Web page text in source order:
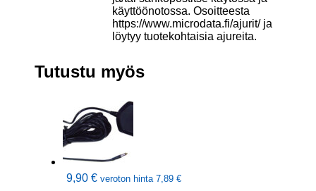
käyttöönotossa. Osoitteesta
https://www.microdata.fi/ajurit/ ja
löytyy tuotekohtaisia ajureita.
Tutustu myös
9,90 € veroton hinta 7,89 €